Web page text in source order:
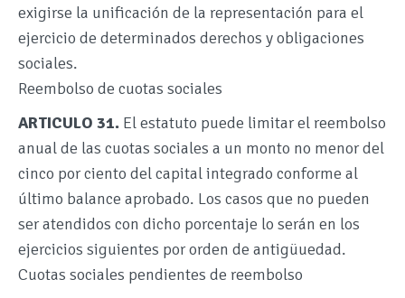
exigirse la unificación de la representación para el
ejercicio de determinados derechos y obligaciones
sociales.
Reembolso de cuotas sociales
ARTICULO 31. El estatuto puede limitar el reembolso
anual de las cuotas sociales a un monto no menor del
cinco por ciento del capital integrado conforme al
último balance aprobado. Los casos que no pueden
ser atendidos con dicho porcentaje lo serán en los
ejercicios siguientes por orden de antigüuedad.
Cuotas sociales pendientes de reembolso